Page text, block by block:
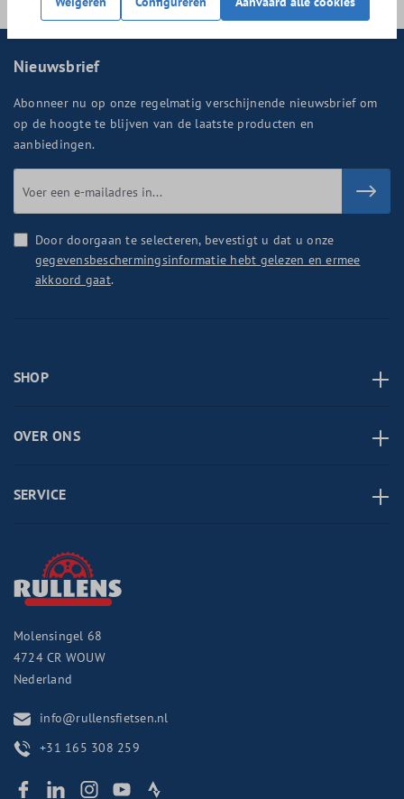
Nieuwsbrief
Abonneer nu op onze regelmatig verschijnende nieuwsbrief om
op de hoogte te blijven van de laatste producten en
aanbiedingen.
Door doorgaan te selecteren, bevestigt u dat u onze
gegevensbeschermingsinformatie hebt gelezen en ermee
akkoord gaat.
SHOP
OVER ONS
SERVICE
Molensingel 68
4724 CR WOUW
Nederland
info@rullensfietsen.nl
+31 165 308 259